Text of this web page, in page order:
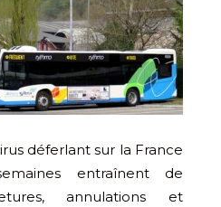
déferlant sur la France
entraînent de
annulations et